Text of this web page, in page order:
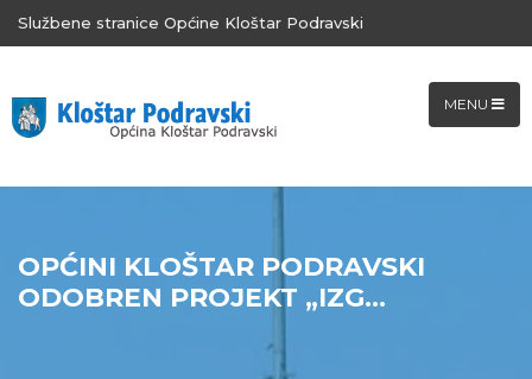
Službene stranice Općine Kloštar Podravski
MENU
OPĆINI KLOŠTAR PODRAVSKI
ODOBREN PROJEKT „IZG...